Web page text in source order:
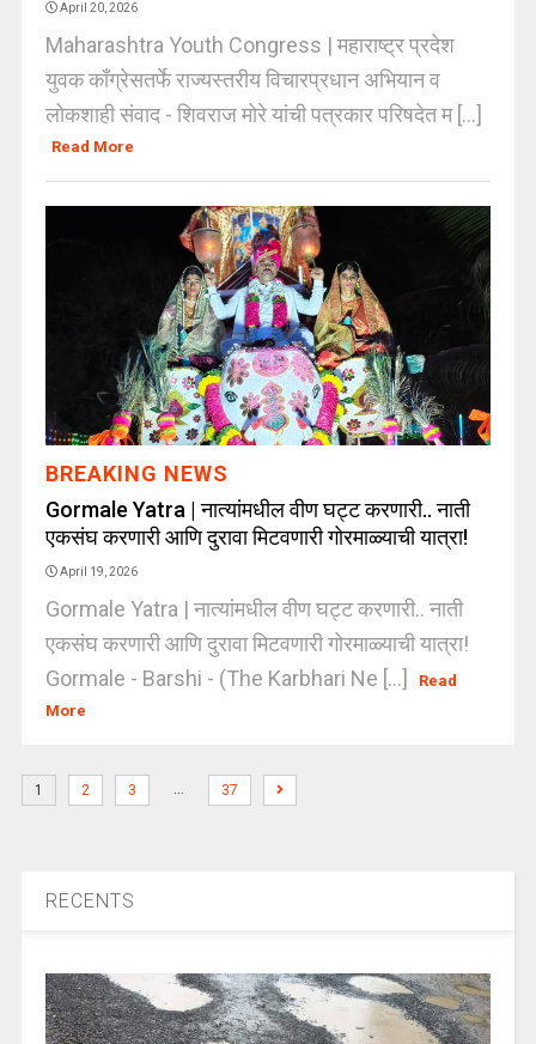
April 20, 2026
Maharashtra Youth Congress | महाराष्ट्र प्रदेश
युवक काँग्रेसतर्फे राज्यस्तरीय विचारप्रधान अभियान व
लोकशाही संवाद - शिवराज मोरे यांची पत्रकार परिषदेत म [...]
Read More
BREAKING NEWS
Gormale Yatra | नात्यांमधील वीण घट्ट करणारी.. नाती
एकसंघ करणारी आणि दुरावा मिटवणारी गोरमाळ्याची यात्रा!
April 19, 2026
Gormale Yatra | नात्यांमधील वीण घट्ट करणारी.. नाती
एकसंघ करणारी आणि दुरावा मिटवणारी गोरमाळ्याची यात्रा!
Gormale - Barshi - (The Karbhari Ne [...]
Read
More
1 2 3 … 37
RECENTS